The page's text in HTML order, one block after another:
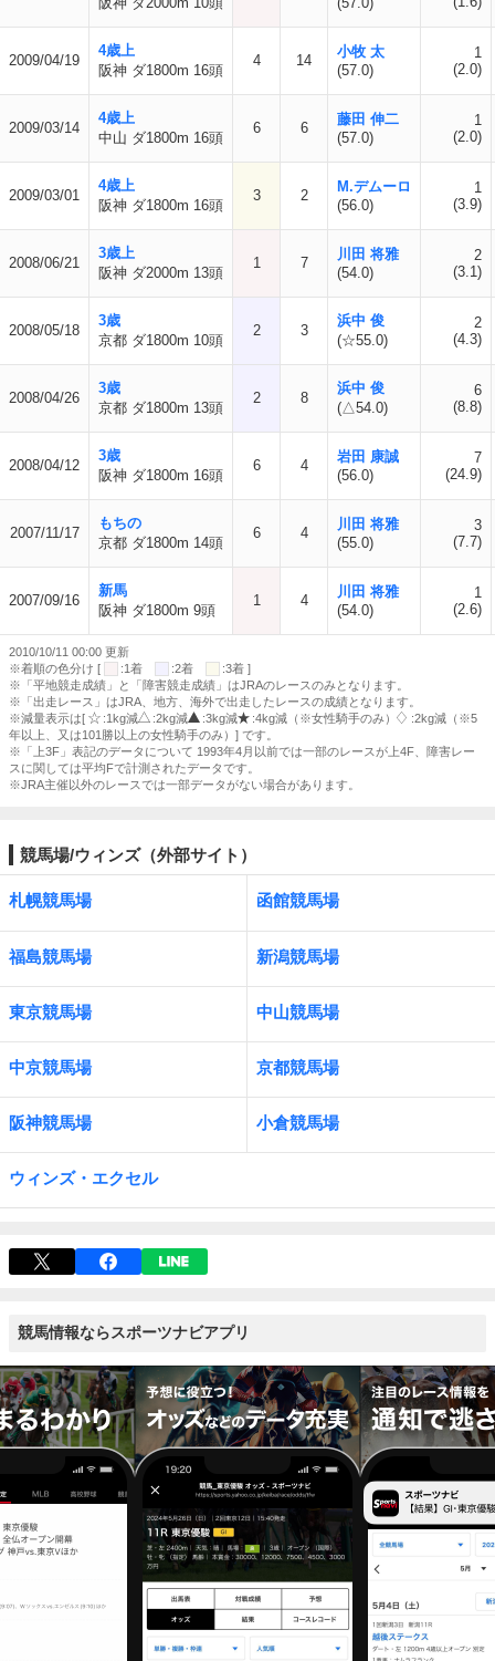
2009/04/19
4歳上
阪神 ダ1800m 16頭
4 14
小牧 太
(57.0)
1
(2.0)
2009/03/14
4歳上
中山 ダ1800m 16頭
6 6
藤田 伸二
(57.0)
1
(2.0)
2009/03/01
4歳上
阪神 ダ1800m 16頭
3 2
M.デムーロ
(56.0)
1
(3.9)
2008/06/21
3歳上
阪神 ダ2000m 13頭
1 7
川田 将雅
(54.0)
2
(3.1)
2008/05/18
3歳
京都 ダ1800m 10頭
2 3
浜中 俊
(☆55.0)
2
(4.3)
2008/04/26
3歳
京都 ダ1800m 13頭
2 8
浜中 俊
(△54.0)
6
(8.8)
2008/04/12
3歳
阪神 ダ1800m 16頭
6 4
岩田 康誠
(56.0)
7
(24.9)
2007/11/17
もちの
京都 ダ1800m 14頭
6 4
川田 将雅
(55.0)
3
(7.7)
2007/09/16
新馬
阪神 ダ1800m 9頭
1 4
川田 将雅
(54.0)
1
(2.6)
2010/10/11 00:00 更新
※着順の色分け [
:1着 :2着
:3着 ]
※「平地競走成績」と「障害競走成績」はJRAのレースのみとなります。
※「出走レース」はJRA、地方、海外で出走したレースの成績となります。
※減量表示は[
:1kg減 :2kg減 :3kg減 :4kg減（※女性騎手のみ）
:2kg減（※5
年以上、又は101勝以上の女性騎手のみ）] です。
※「上3F」表記のデータについて 1993年4月以前では一部のレースが上4F、障害レー
スに関しては平均Fで計測されたデータです。
※JRA主催以外のレースでは一部データがない場合があります。
競馬場/ウィンズ（外部サイト）
札幌競馬場 函館競馬場
福島競馬場 新潟競馬場
東京競馬場 中山競馬場
中京競馬場 京都競馬場
阪神競馬場 小倉競馬場
ウィンズ・エクセル
競馬情報ならスポーツナビアプリ